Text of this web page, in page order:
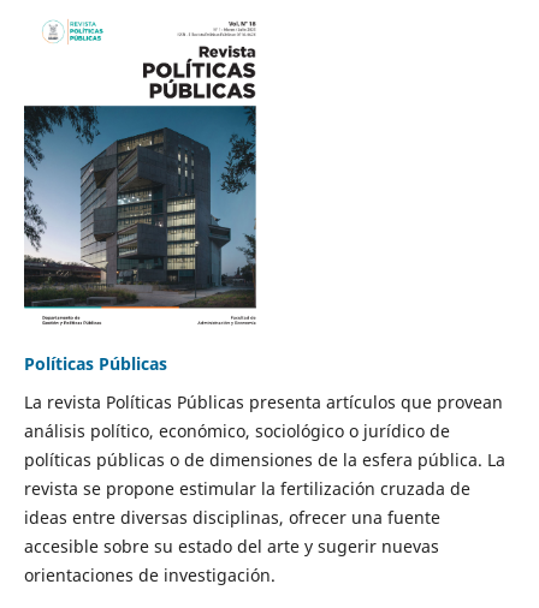
Políticas Públicas
La revista Políticas Públicas presenta artículos que provean
análisis político, económico, sociológico o jurídico de
políticas públicas o de dimensiones de la esfera pública. La
revista se propone estimular la fertilización cruzada de
ideas entre diversas disciplinas, ofrecer una fuente
accesible sobre su estado del arte y sugerir nuevas
orientaciones de investigación.